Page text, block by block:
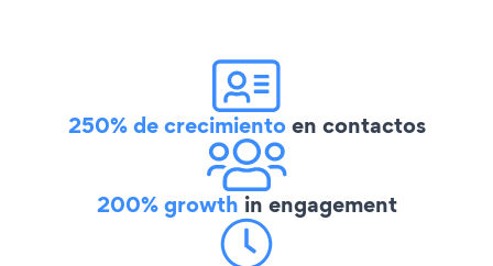
250% de crecimientoen contactos
200% growth in engagement